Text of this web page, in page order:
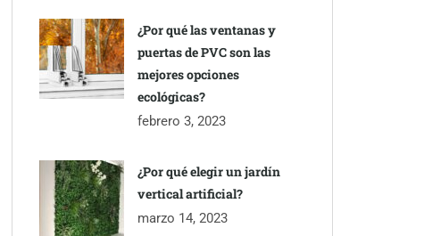
¿Por qué las ventanas y
puertas de PVC son las
mejores opciones
ecológicas?
febrero 3, 2023
¿Por qué elegir un jardín
vertical artificial?
marzo 14, 2023